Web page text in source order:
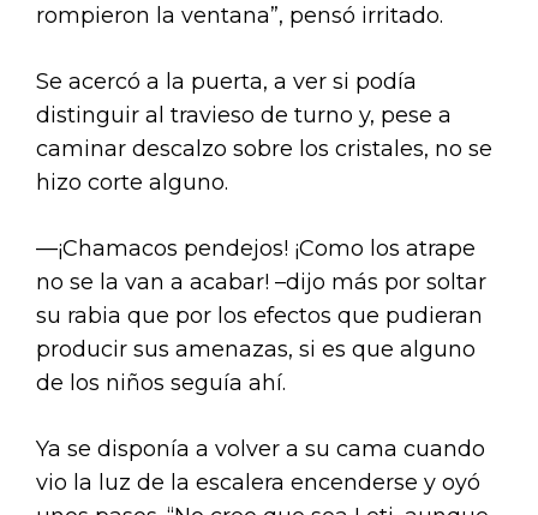
rompieron la ventana”, pensó irritado.
Se acercó a la puerta, a ver si podía
distinguir al travieso de turno y, pese a
caminar descalzo sobre los cristales, no se
hizo corte alguno.
—¡Chamacos pendejos! ¡Como los atrape
no se la van a acabar! –dijo más por soltar
su rabia que por los efectos que pudieran
producir sus amenazas, si es que alguno
de los niños seguía ahí.
Ya se disponía a volver a su cama cuando
vio la luz de la escalera encenderse y oyó